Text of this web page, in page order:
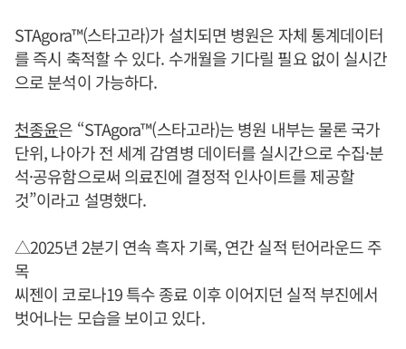
STAgora™(스타고라)가 설치되면 병원은 자체 통계데이터
를 즉시 축적할 수 있다. 수개월을 기다릴 필요 없이 실시간
으로 분석이 가능하다.
천종윤은 “STAgora™(스타고라)는 병원 내부는 물론 국가
단위, 나아가 전 세계 감염병 데이터를 실시간으로 수집·분
석·공유함으로써 의료진에 결정적 인사이트를 제공할
것”이라고 설명했다.
△2025년 2분기 연속 흑자 기록, 연간 실적 턴어라운드 주
목
씨젠이 코로나19 특수 종료 이후 이어지던 실적 부진에서
벗어나는 모습을 보이고 있다.